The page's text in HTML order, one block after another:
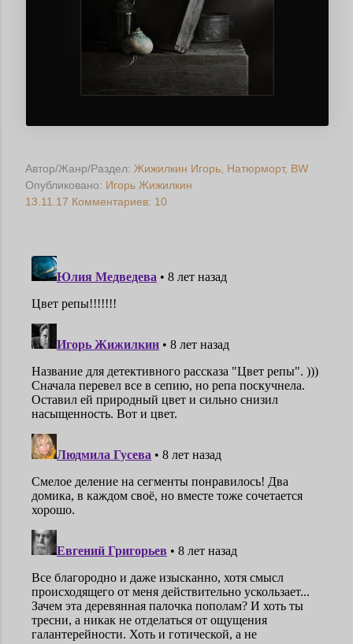
Автор/Жанр/Раздел: Жижилкин Игорь Натюрморт BW
Опубликовано: Игорь Жижилкин
13.11.17 Комментариев: 10